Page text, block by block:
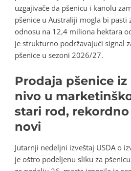
uzgajivače da pšenicu i kanolu
pšenice u Australiji mogla bi pasti
odnosu na 12,4 miliona hektara
je strukturno podržavajući signal
pšenice u sezoni 2026/27.
Prodaja pšenice iz
nivo u
stari rod,
novi
Jutarnji nedeljni izveštaj USDA o
je oštro podeljenu sliku za